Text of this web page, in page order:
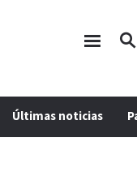
Últimas noticias